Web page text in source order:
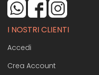
I NOSTRI CLIENTI
Accedi
Crea Account